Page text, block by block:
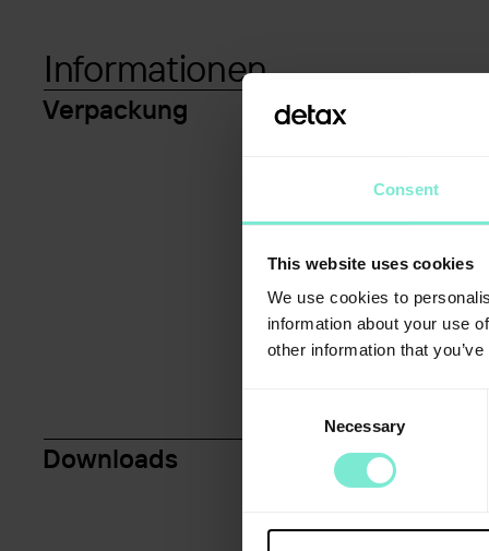
Consent
This website uses cookies
We use cookies to
information about your use
other information that
Necessary
Informationen
Verpackung
Downloads